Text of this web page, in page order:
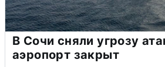
В Сочи сняли угрозу
аэропорт закрыт